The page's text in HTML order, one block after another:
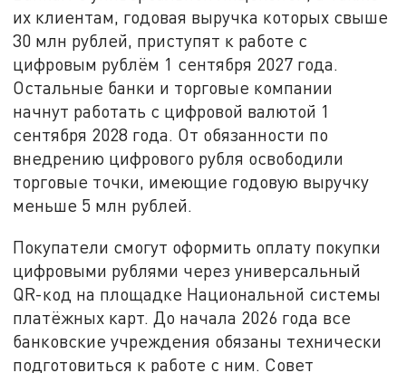
их клиентам, годовая выручка которых свыше
30 млн рублей, приступят к работе с
цифровым рублём 1 сентября 2027 года.
Остальные банки и торговые компании
начнут работать с цифровой валютой 1
сентября 2028 года. От обязанности по
внедрению цифрового рубля освободили
торговые точки, имеющие годовую выручку
меньше 5 млн рублей.
Покупатели смогут оформить оплату покупки
цифровыми рублями через универсальный
QR-код на площадке Национальной системы
платёжных карт. До начала 2026 года все
банковские учреждения обязаны технически
подготовиться к работе с ним. Совет